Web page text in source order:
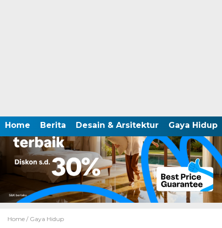
Home Berita Desain & Arsitektur Gaya Hidup
Home / Gaya Hidup